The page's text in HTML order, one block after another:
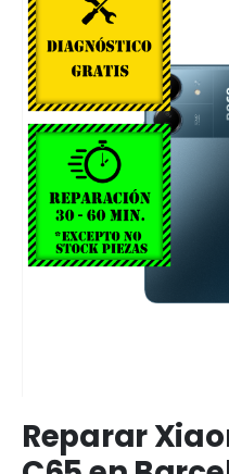
final
de
la
galería
de
imágenes
al
comienzo
Reparar